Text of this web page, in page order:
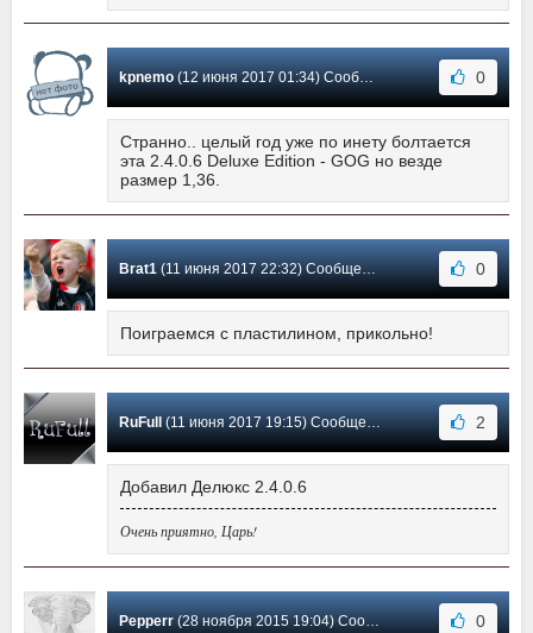
kpnemo(12 июня 2017 01:34) Сообщение #14 0
Странно.. целый год уже по инету болтается
эта 2.4.0.6 Deluxe Edition - GOG но везде
размер 1,36.
Brat1(11 июня 2017 22:32) Сообщение #13 0
Поиграемся с пластилином, прикольно!
RuFull (11 июня 2017 19:15) Сообщение #12 2
Добавил Делюкс 2.4.0.6
Очень приятно, Царь!
Pepperr(28 ноября 2015 19:04) Сообщение #11 0